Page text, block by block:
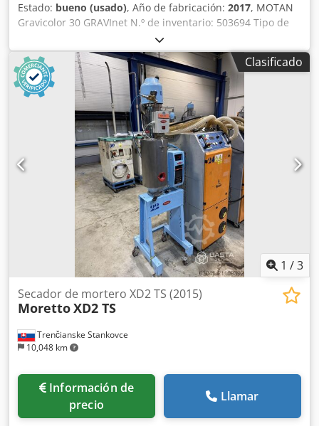
Estado: bueno (usado), Año de fabricación: 2017, MOTAN
Gravicolor 30 GRAVInet N.º de inventario: 503694 Tipo de
máquina/equipo: Dosificador Fabricante: MOTAN Modelo:
Gravicolor 30 GRAVInet Año de fabricación: 2017
GRAVICOLOR mezcla y dosifica con precisión hasta seis
materiales, garantizando la máxima exactitud en la
formulación. Estos equipos modulares de dosificación y
mezcla gravimétricos están diseñados específicamente
para el sector del moldeo por inyección, el moldeo por
soplado y la extrusión. Dodpfx Akjzrg Eueleck
Independientemente de las formulaciones, los materiales
o el entorno de uso, IntelliBlend analiza continuamente
todos los datos del proceso y, mediante la
autooptimización, alcanza siempre el punto de
funcionamiento óptimo. La máxima fidelidad a la
formulación se traduce en la mejor y más consistente
calidad del producto.
Clasificado
1 /3
Trenčianske Stankovce
10,048 km
Secador de mortero XD2 TS (2015)
MorettoXD2 TS
Información de
precio
Llamar